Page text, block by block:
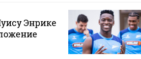
Энрике